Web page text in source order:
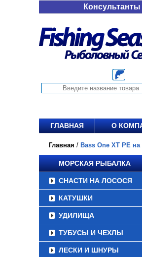
Консультанты
ГЛАВНАЯ О
Главная / Bass One XT PE
МОРСКАЯ РЫБАЛКА
СНАСТИ НА ЛОСОСЯ
КАТУШКИ
УДИЛИЩА
ТУБУСЫ И ЧЕХЛЫ
ЛЕСКИ И ШНУРЫ